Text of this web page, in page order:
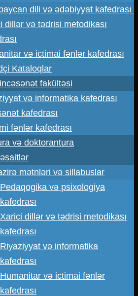
dili və ədəbiyyat kafedrası
dillər və tədrisi metodikası
və ictimai fənlər kafedrası
Kataloqlar
fakültəsi
və informatika kafedrası
kafedrası
fənlər kafedrası
və doktorantura
mətnləri və sillabuslar
Pedaqogika və psixologiya
kafedrası
Xarici dillər və tədrisi metodikası
kafedrası
Riyaziyyat və informatika
kafedrası
Humanitar və ictimai fənlər
kafedrası